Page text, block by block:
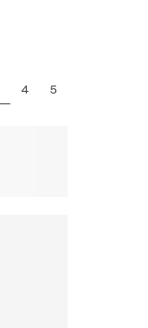
4 5